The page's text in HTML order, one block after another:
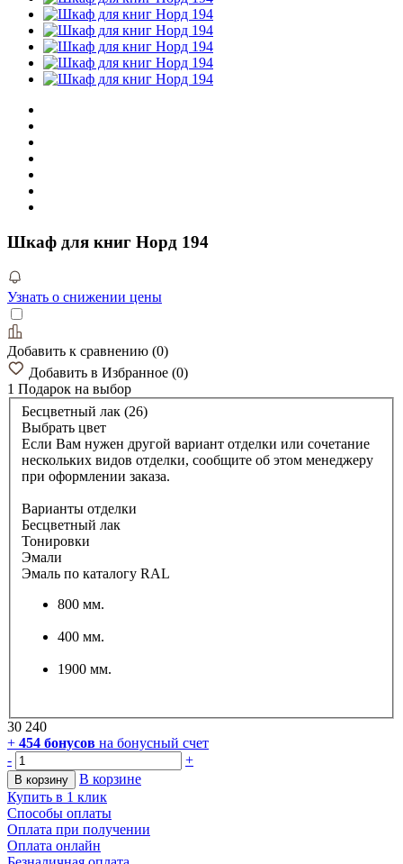
Шкаф для книг Норд 194
Узнать о снижении цены
Добавить к сравнению (0)
Добавить в Избранное (0)
1 Подарок на выбор
Бесцветный лак (26)
Выбрать цвет
Если Вам нужен другой вариант отделки или сочетание
нескольких видов отделки, сообщите об этом менеджеру
при оформлении заказа.
Варианты отделки
Бесцветный лак
Тонировки
Эмали
Эмаль по каталогу RAL
800 мм.
400 мм.
1900 мм.
30 240
+ 454 бонусов на бонусный счет
-
+
В корзину
В корзине
Купить в 1 клик
Способы оплаты
Оплата при получении
Оплата онлайн